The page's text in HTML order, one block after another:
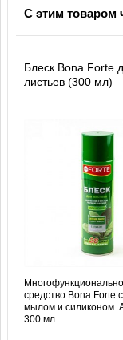
С этим товаром
Блеск Bona Forte
листьев (300 мл)
средство Bona Forte
мылом и силиконом.
300 мл.